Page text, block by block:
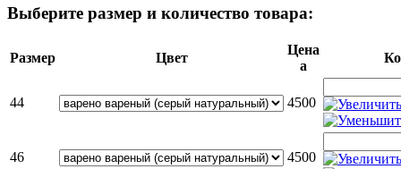
Выберите размер и количество товара:
Размер Цвет
Цена
a
44 4500
46 4500